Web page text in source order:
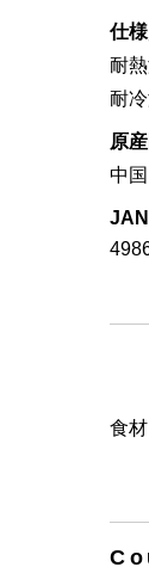
仕
耐
耐
原
中国
食